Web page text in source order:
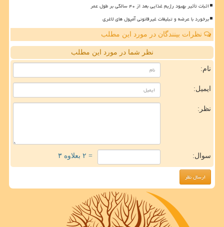
اثبات تأثیر بهبود رژیم غذایی بعد از ۴۰ سالگی بر طول عمر
برخورد با عرضه و تبلیغات غیرقانونی آمپول های لاغری
نظرات بینندگان در مورد این مطلب
نظر شما در مورد این مطلب
نام:
ایمیل:
نظر:
سوال: = ۲ بعلاوه ۳